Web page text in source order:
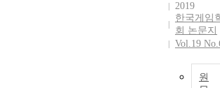
도에 의해 육
되기 시작하였
지만, 현 시점
서 한국과 독
의 게임제도는
첨예하게 대립
2019
한국게임
회 논문지
Vol.19
원